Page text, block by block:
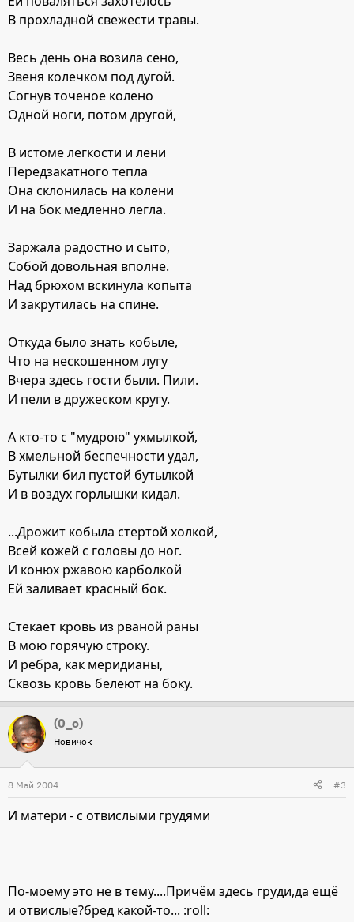
В прохладной свежести травы.
Весь день она возила сено,
Звеня колечком под дугой.
Согнув точеное колено
Одной ноги, потом другой,
В истоме легкости и лени
Передзакатного тепла
Она склонилась на колени
И на бок медленно легла.
Заржала радостно и сыто,
Собой довольная вполне.
Над брюхом вскинула копыта
И закрутилась на спине.
Откуда было знать кобыле,
Что на нескошенном лугу
Вчера здесь гости были. Пили.
И пели в дружеском кругу.
А кто-то с "мудрою" ухмылкой,
В хмельной беспечности удал,
Бутылки бил пустой бутылкой
И в воздух горлышки кидал.
...Дрожит кобыла стертой холкой,
Всей кожей с головы до ног.
И конюх ржавою карболкой
Ей заливает красный бок.
Стекает кровь из рваной раны
В мою горячую строку.
И ребра, как меридианы,
Сквозь кровь белеют на боку.
(0_o)
Новичок
8 Май 2004 #3
И матери - с отвислыми грудями
По-моему это не в тему....Причём здесь груди,да ещё
и отвислые?бред какой-то... :roll: